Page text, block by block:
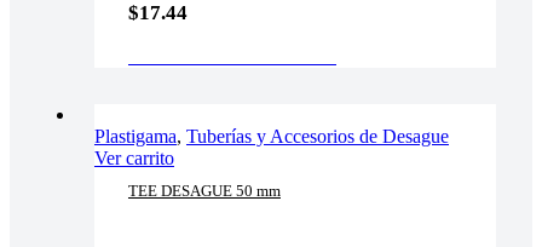
$17.44
Plastigama, Tuberías y Accesorios de Desague
Ver carrito
TEE DESAGUE 50 mm